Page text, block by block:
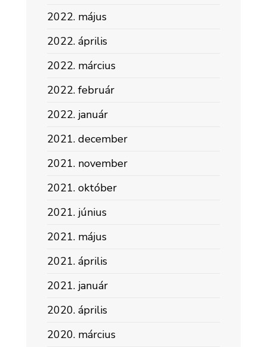
2022. május
2022. április
2022. március
2022. február
2022. január
2021. december
2021. november
2021. október
2021. június
2021. május
2021. április
2021. január
2020. április
2020. március